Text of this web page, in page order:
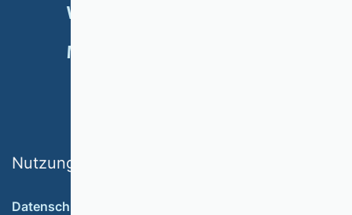
VERANSTALTUNGEN
MITGLIED WERDEN
Nutzungsbedingungen
Datenschutz